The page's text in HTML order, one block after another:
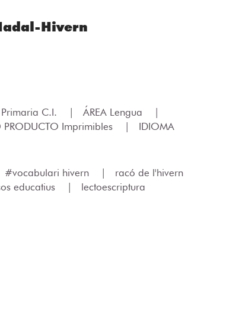
Hivern
Primaria C.I. ÁREA Lengua
PRODUCTO Imprimibles
IDIOMA
#vocabulari hivern
racó de l'hivern
educatius lectoescriptura